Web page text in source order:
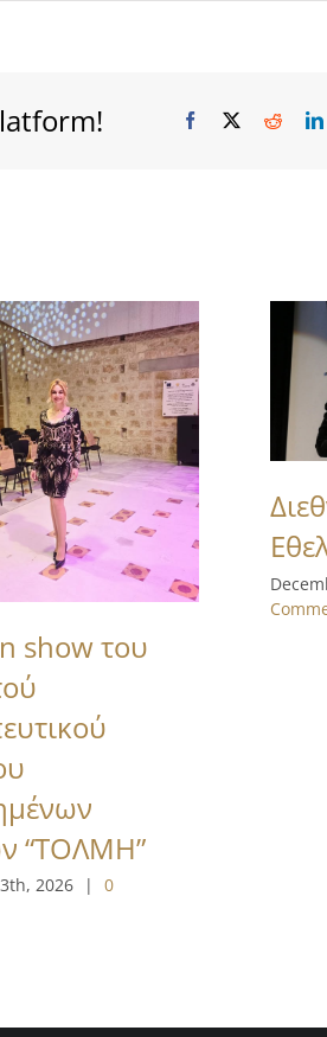
Facebook Reddit
show του
“ΤΟΛΜΗ”
2026 |
0